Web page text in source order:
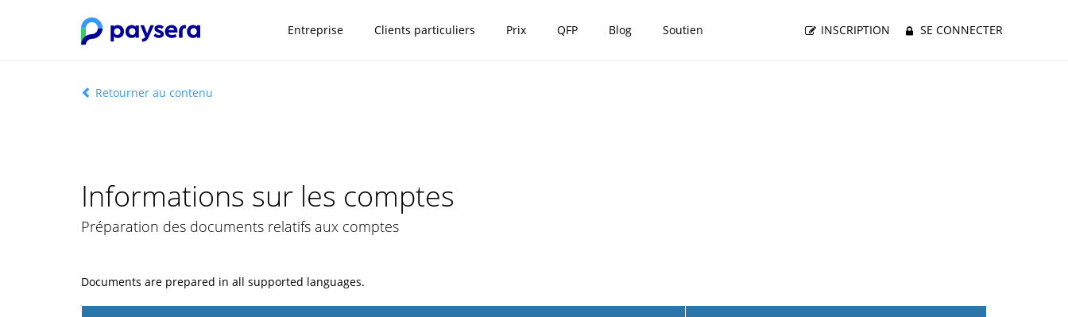
Entreprise Clients particuliers Prix QFP Blog Soutien INSCRIPTION SE CONNECTER
Retourner au contenu
Informations sur les comptes
Préparation des documents relatifs aux comptes
Documents are prepared in all supported languages.